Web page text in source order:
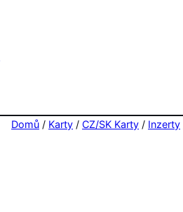
Domů / Karty /CZ/SK Karty / Inzerty